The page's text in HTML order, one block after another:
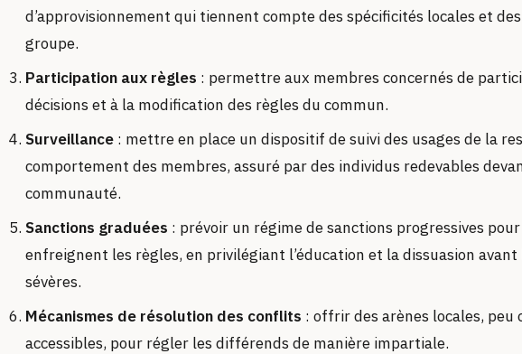
d’approvisionnement qui tiennent compte des spécificités locales et
groupe.
Participation aux règles : permettre aux membres concernés de
décisions et à la modification des règles du commun.
Surveillance : mettre en place un dispositif de suivi des usages de la
comportement des membres, assuré par des individus redevables
communauté.
Sanctions graduées : prévoir un régime de sanctions progressives
enfreignent les règles, en privilégiant l’éducation et la dissuasion avant
sévères.
Mécanismes de résolution des conflits : offrir des arènes locales, peu
accessibles, pour régler les différends de manière impartiale.